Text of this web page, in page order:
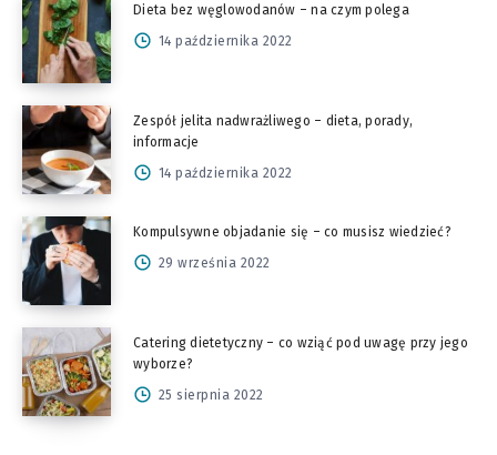
Dieta bez węglowodanów – na czym polega
14 października 2022
Zespół jelita nadwrażliwego – dieta, porady,
informacje
14 października 2022
Kompulsywne objadanie się – co musisz wiedzieć?
29 września 2022
Catering dietetyczny – co wziąć pod uwagę przy jego
wyborze?
25 sierpnia 2022